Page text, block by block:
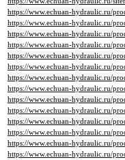
https://www.echuan-hydraulic.ru/
https://www.echuan-hydraulic.ru/
https://www.echuan-hydraulic.ru/
https://www.echuan-hydraulic.ru/
https://www.echuan-hydraulic.ru/
https://www.echuan-hydraulic.ru/
https://www.echuan-hydraulic.ru/
https://www.echuan-hydraulic.ru/
https://www.echuan-hydraulic.ru/
https://www.echuan-hydraulic.ru/
https://www.echuan-hydraulic.ru/
https://www.echuan-hydraulic.ru/
https://www.echuan-hydraulic.ru/
https://www.echuan-hydraulic.ru/